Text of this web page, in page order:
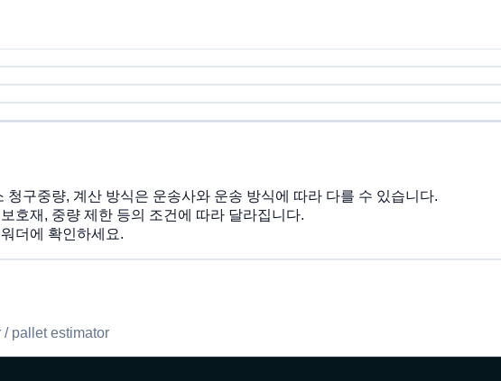
청구중량, 계산 방식은 운송사와 운송 방식에 따라 다를 수 있습니다.
호재, 중량 제한 등의 조건에 따라 달라집니다.
더에 확인하세요.
pallet estimator